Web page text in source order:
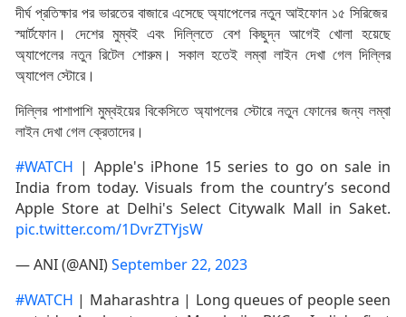
দীর্ঘ প্রতিক্ষার পর ভারতের বাজারে এসেছে অ্যাপেলের নতুন আইফোন ১৫ সিরিজের
স্মার্টফোন। দেশের মুম্বই এবং দিল্লিতে বেশ কিছুদ্ন আগেই খোলা হয়েছে
অ্যাপেলের নতুন রিটেল শোরুম। সকাল হতেই লম্বা লাইন দেখা গেল দিল্লির
অ্যাপেল স্টোরে।
দিল্লির পাশাপাশি মুম্বইয়ের বিকেসিতে অ্যাপলের স্টোরে নতুন ফোনের জন্য লম্বা
লাইন দেখা গেল ক্রেতাদের।
#WATCH | Apple's iPhone 15 series to go on sale in
India from today. Visuals from the country’s second
Apple Store at Delhi's Select Citywalk Mall in Saket.
pic.twitter.com/1DvrZTYjsW
— ANI (@ANI)September 22, 2023
#WATCH | Maharashtra | Long queues of people seen